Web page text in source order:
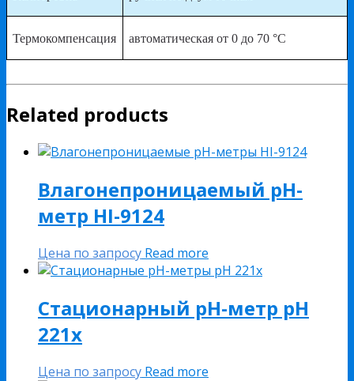
Термокомпенсация автоматическая от 0 до 70 °С
Related products
Влагонепроницаемый pH-
метр HI-9124
Цена по запросу Read more
Стационарный рН-метр pH
221x
Цена по запросу Read more